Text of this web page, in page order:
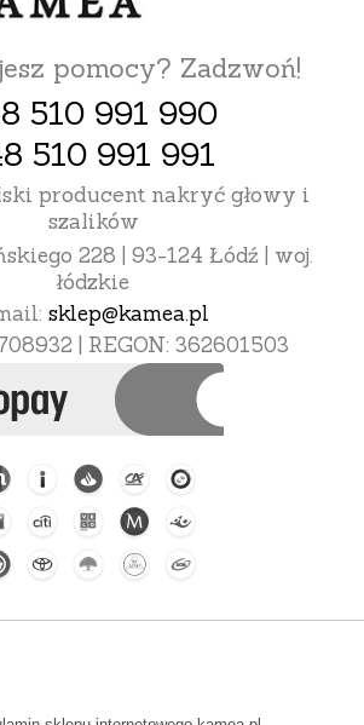
pomocy? Zadzwoń!
510 991 990
510 991 991
producent nakryć głowy i
szalików
228 | 93-124 Łódź | woj.
łódzkie
sklep@kamea.pl
| REGON: 362601503